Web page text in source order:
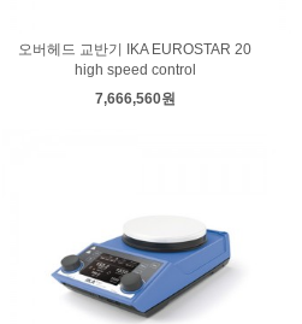
오버헤드 교반기 IKA EUROSTAR 20
high speed control
7,666,560원